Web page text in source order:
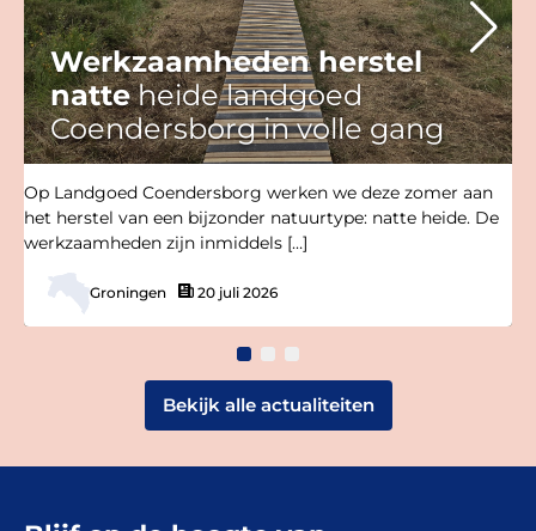
Werkzaamheden herstel
natteheide landgoed
Coendersborg in volle gang
Op Landgoed Coendersborg werken we deze zomer aan
het herstel van een bijzonder natuurtype: natte heide. De
werkzaamheden zijn inmiddels […]
Groningen 20 juli 2026
Bekijk alle actualiteiten